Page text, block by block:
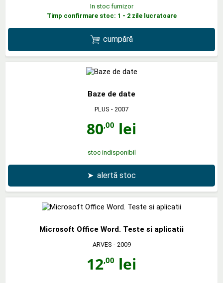
In stoc furnizor
Timp confirmare stoc: 1 - 2 zile lucratoare
cumpără
Baze de date
PLUS - 2007
80,00 lei
stoc indisponibil
➤ alertă stoc
Microsoft Office Word. Teste si aplicatii
ARVES - 2009
12,00 lei